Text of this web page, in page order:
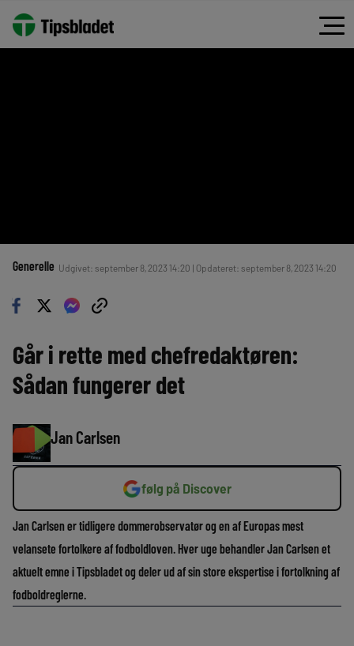
Generelle Udgivet: september 8, 2023 14:20 | Opdateret: september 8, 2023 14:20
Går i rette med chefredaktøren:
Sådan fungerer det
Jan Carlsen
følg på Discover
Jan Carlsen er tidligere dommerobservatør og en af Europas mest
velansete fortolkere af fodboldloven. Hver uge behandler Jan Carlsen et
aktuelt emne i Tipsbladet og deler ud af sin store ekspertise i fortolkning af
fodboldreglerne.